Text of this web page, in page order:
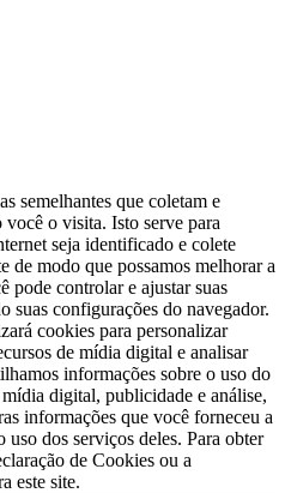
semelhantes que coletam e
o visita. Isto serve para
seja identificado e colete
de modo que possamos melhorar a
pode controlar e ajustar suas
suas configurações do navegador.
cookies para personalizar
de mídia digital e analisar
informações sobre o uso do
digital, publicidade e análise,
informações que você forneceu a
uso dos serviços deles. Para obter
de Cookies ou a
este site.